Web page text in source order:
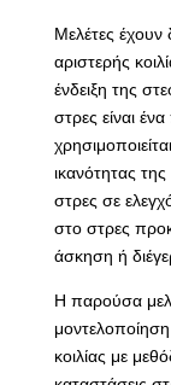
Μελέτες έχουν
αριστερής
ένδειξη της
στρες είναι
ικανότητας
στρες σε
στο στρες
άσκηση ή
Η παρούσα
κοιλίας με